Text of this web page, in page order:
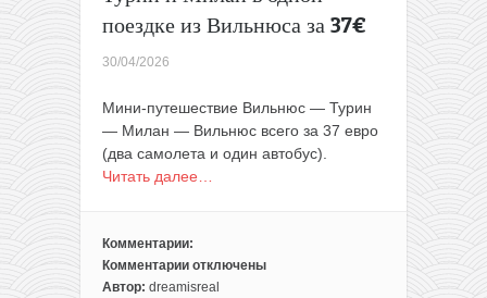
поездке из Вильнюса за 37€
30/04/2026
Мини-путешествие Вильнюс — Турин
— Милан — Вильнюс всего за 37 евро
(два самолета и один автобус).
Читать далее…
Комментарии:
Комментарии
к
отключены
Автор: dreamisreal